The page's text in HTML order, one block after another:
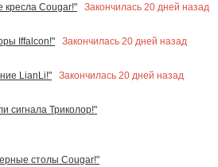
Cougar!" Закончилась 20 дней назад
Iffalcon!"
Закончилась 20 дней назад
LianLi!"
Закончилась 20 дней назад
сигнала Триколор!"
столы Cougar!"